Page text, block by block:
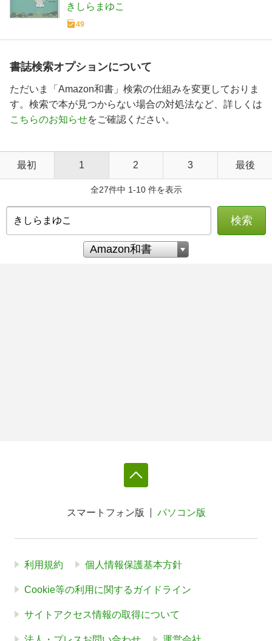
きしらまゆこ
49
書誌検索オプションについて
ただいま「Amazon和書」検索の仕組みを変更しておりま
す。検索で本が見つからない場合の対処法など、詳しくは
こちらのお知らせをご確認ください。
最初 1 2 3 最後
全27件中 1-10 件を表示
検索
スマートフォン版 パソコン版
利用規約 個人情報保護基本方針
Cookie等の利用に関するガイドライン
サイトアクセス情報の取得について